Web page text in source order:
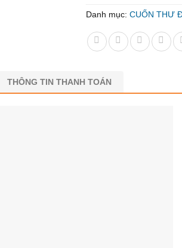
Danh mục: CUỐN THƯ
THÔNG TIN THANH TOÁN